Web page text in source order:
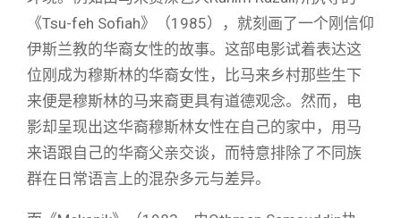
《Tsu-feh Sofiah》（1985），就刻画了一个刚信仰
伊斯兰教的华裔女性的故事。这部电影试着表达这
位刚成为穆斯林的华裔女性，比马来乡村那些生下
来便是穆斯林的马来裔更具有道德观念。然而，电
影却呈现出这华裔穆斯林女性在自己的家中，用马
来语跟自己的华裔父亲交谈，而特意排除了不同族
群在日常语言上的混杂多元与差异。